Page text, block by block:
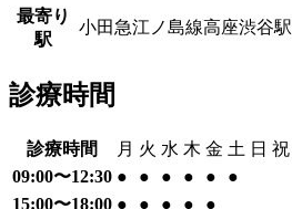
最寄り
駅
小田急江ノ島線高座渋谷駅
診療時間
診療時間 月 火 水 木 金 土 日 祝
09:00〜12:30 ● ● ● ● ●
●
15:00〜18:00 ● ● ● ● ●